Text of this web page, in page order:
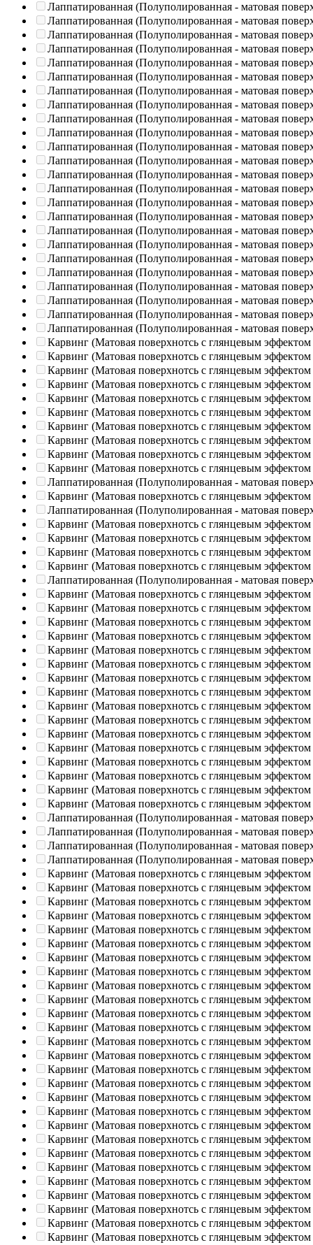
Лаппатированная (Полуполированная - матовая
Лаппатированная (Полуполированная - матовая
Лаппатированная (Полуполированная - матовая
Лаппатированная (Полуполированная - матовая
Лаппатированная (Полуполированная - матовая
Лаппатированная (Полуполированная - матовая
Лаппатированная (Полуполированная - матовая
Лаппатированная (Полуполированная - матовая
Лаппатированная (Полуполированная - матовая
Лаппатированная (Полуполированная - матовая
Лаппатированная (Полуполированная - матовая
Лаппатированная (Полуполированная - матовая
Лаппатированная (Полуполированная - матовая
Лаппатированная (Полуполированная - матовая
Лаппатированная (Полуполированная - матовая
Лаппатированная (Полуполированная - матовая
Лаппатированная (Полуполированная - матовая
Лаппатированная (Полуполированная - матовая
Лаппатированная (Полуполированная - матовая
Лаппатированная (Полуполированная - матовая
Лаппатированная (Полуполированная - матовая
Лаппатированная (Полуполированная - матовая
Лаппатированная (Полуполированная - матовая
Лаппатированная (Полуполированная - матовая
Карвинг (Матовая поверхнотсь с глянцевым эффектом
Карвинг (Матовая поверхнотсь с глянцевым эффектом
Карвинг (Матовая поверхнотсь с глянцевым эффектом
Карвинг (Матовая поверхнотсь с глянцевым эффектом
Карвинг (Матовая поверхнотсь с глянцевым эффектом
Карвинг (Матовая поверхнотсь с глянцевым эффектом
Карвинг (Матовая поверхнотсь с глянцевым эффектом
Карвинг (Матовая поверхнотсь с глянцевым эффектом
Карвинг (Матовая поверхнотсь с глянцевым эффектом
Карвинг (Матовая поверхнотсь с глянцевым эффектом
Лаппатированная (Полуполированная - матовая
Карвинг (Матовая поверхнотсь с глянцевым эффектом
Лаппатированная (Полуполированная - матовая
Карвинг (Матовая поверхнотсь с глянцевым эффектом
Карвинг (Матовая поверхнотсь с глянцевым эффектом
Карвинг (Матовая поверхнотсь с глянцевым эффектом
Карвинг (Матовая поверхнотсь с глянцевым эффектом
Лаппатированная (Полуполированная - матовая
Карвинг (Матовая поверхнотсь с глянцевым эффектом
Карвинг (Матовая поверхнотсь с глянцевым эффектом
Карвинг (Матовая поверхнотсь с глянцевым эффектом
Карвинг (Матовая поверхнотсь с глянцевым эффектом
Карвинг (Матовая поверхнотсь с глянцевым эффектом
Карвинг (Матовая поверхнотсь с глянцевым эффектом
Карвинг (Матовая поверхнотсь с глянцевым эффектом
Карвинг (Матовая поверхнотсь с глянцевым эффектом
Карвинг (Матовая поверхнотсь с глянцевым эффектом
Карвинг (Матовая поверхнотсь с глянцевым эффектом
Карвинг (Матовая поверхнотсь с глянцевым эффектом
Карвинг (Матовая поверхнотсь с глянцевым эффектом
Карвинг (Матовая поверхнотсь с глянцевым эффектом
Карвинг (Матовая поверхнотсь с глянцевым эффектом
Карвинг (Матовая поверхнотсь с глянцевым эффектом
Карвинг (Матовая поверхнотсь с глянцевым эффектом
Лаппатированная (Полуполированная - матовая
Лаппатированная (Полуполированная - матовая
Лаппатированная (Полуполированная - матовая
Лаппатированная (Полуполированная - матовая
Карвинг (Матовая поверхнотсь с глянцевым эффектом
Карвинг (Матовая поверхнотсь с глянцевым эффектом
Карвинг (Матовая поверхнотсь с глянцевым эффектом
Карвинг (Матовая поверхнотсь с глянцевым эффектом
Карвинг (Матовая поверхнотсь с глянцевым эффектом
Карвинг (Матовая поверхнотсь с глянцевым эффектом
Карвинг (Матовая поверхнотсь с глянцевым эффектом
Карвинг (Матовая поверхнотсь с глянцевым эффектом
Карвинг (Матовая поверхнотсь с глянцевым эффектом
Карвинг (Матовая поверхнотсь с глянцевым эффектом
Карвинг (Матовая поверхнотсь с глянцевым эффектом
Карвинг (Матовая поверхнотсь с глянцевым эффектом
Карвинг (Матовая поверхнотсь с глянцевым эффектом
Карвинг (Матовая поверхнотсь с глянцевым эффектом
Карвинг (Матовая поверхнотсь с глянцевым эффектом
Карвинг (Матовая поверхнотсь с глянцевым эффектом
Карвинг (Матовая поверхнотсь с глянцевым эффектом
Карвинг (Матовая поверхнотсь с глянцевым эффектом
Карвинг (Матовая поверхнотсь с глянцевым эффектом
Карвинг (Матовая поверхнотсь с глянцевым эффектом
Карвинг (Матовая поверхнотсь с глянцевым эффектом
Карвинг (Матовая поверхнотсь с глянцевым эффектом
Карвинг (Матовая поверхнотсь с глянцевым эффектом
Карвинг (Матовая поверхнотсь с глянцевым эффектом
Карвинг (Матовая поверхнотсь с глянцевым эффектом
Карвинг (Матовая поверхнотсь с глянцевым эффектом
Карвинг (Матовая поверхнотсь с глянцевым эффектом